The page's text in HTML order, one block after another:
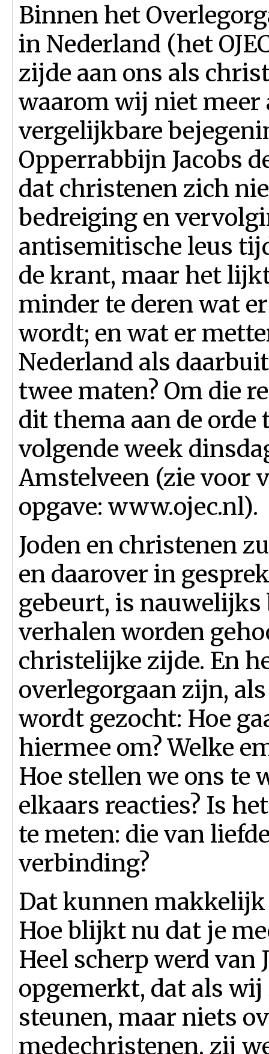
Binnen het
in Nederland (het
zijde aan ons als
waarom wij niet meer
vergelijkbare
Opperrabbijn Jacobs
dat christenen zich
bedreiging en
antisemitische leus
de krant, maar het
minder te deren wat
wordt; en wat er
Nederland als
twee maten? Om die
dit thema aan de orde
volgende week
Amstelveen (zie voor
opgave: www.ojec.nl).
Joden en christenen
en daarover in
gebeurt, is nauwelijks
verhalen worden
christelijke zijde. En
overlegorgaan zijn,
wordt gezocht: Hoe
hiermee om? Welke
Hoe stellen we ons te
elkaars reacties? Is
te meten: die van
verbinding?
Dat kunnen
Hoe blijkt nu dat je
Heel scherp werd van
opgemerkt, dat als
steunen, maar niets
medechristenen, zij